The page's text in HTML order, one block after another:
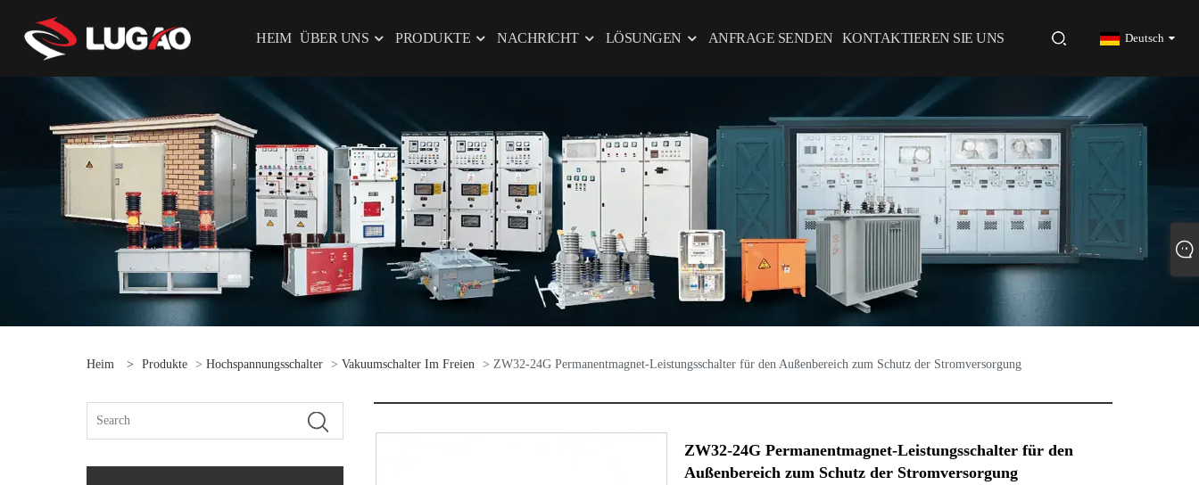
HEIM ÜBER UNS PRODUKTE NACHRICHT LÖSUNGEN ANFRAGE SENDEN KONTAKTIEREN SIE UNS Deutsch
Heim > Produkte > Hochspannungsschalter > Vakuumschalter Im Freien > ZW32-24G Permanentmagnet-Leistungsschalter für den Außenbereich zum Schutz der Stromversorgung
ZW32-24G Permanentmagnet-Leistungsschalter für den
Außenbereich zum Schutz der Stromversorgung